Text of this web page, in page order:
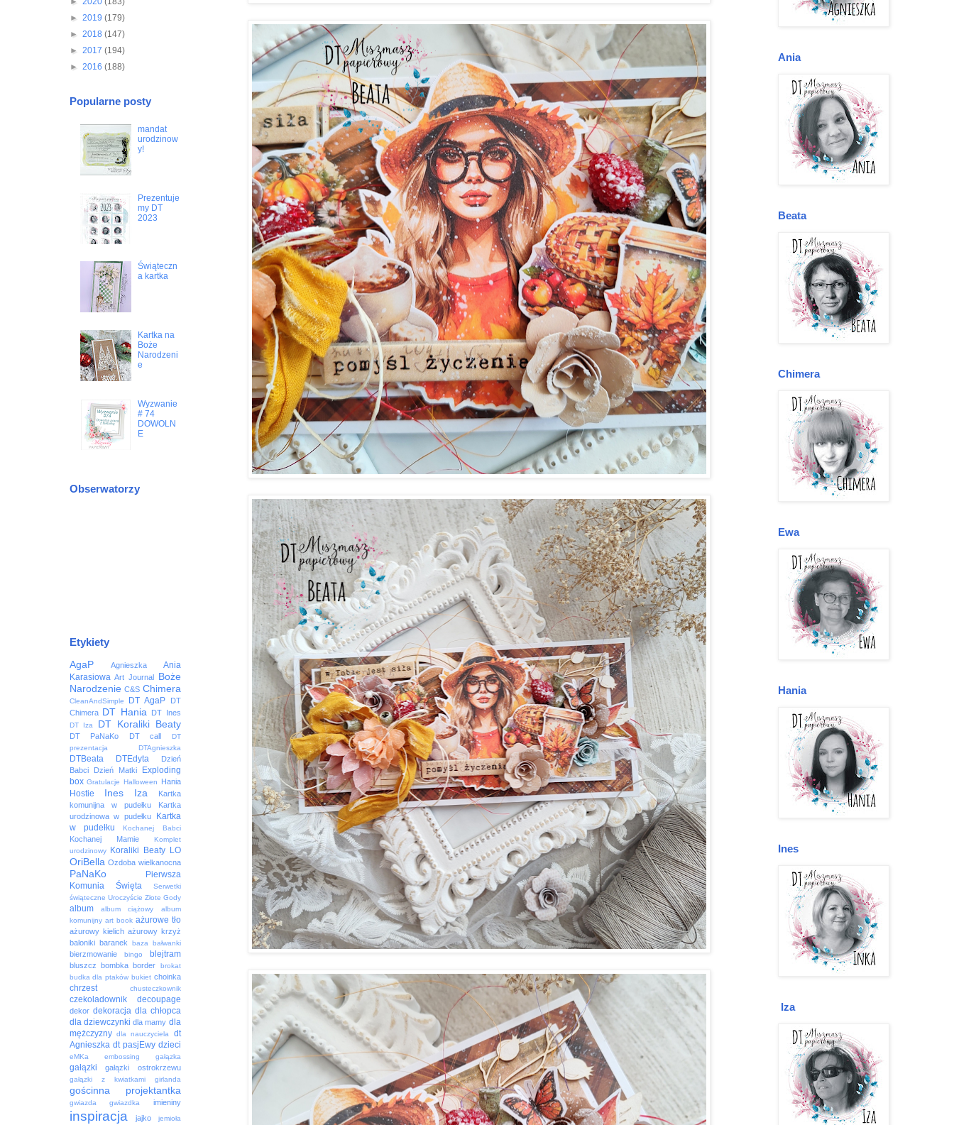
► 2019 (179)
► 2018 (147)
► 2017 (194)
► 2016 (188)
Popularne posty
mandat
urodzinow
y!
Prezentuje
my DT
2023
Świąteczn
a kartka
Kartka na
Boże
Narodzeni
e
Wyzwanie
# 74
DOWOLN
E
Obserwatorzy
Etykiety
AgaP Agnieszka
Ania
Karasiowa Art Journal
Boże
Narodzenie C&S Chimera
CleanAndSimple DT AgaP
DT
Chimera DT Hania DT Ines
DT Iza DT Koraliki Beaty
DT PaNaKo DT call
DT
prezentacja
DTAgnieszka
DTBeata DTEdyta
Dzień
Babci
Dzień Matki
Exploding
box Gratulacje Halloween Hania
Hostie Ines Iza
Kartka
komunijna w pudełku
Kartka
urodzinowa w pudełku
Kartka
w pudełku
Kochanej Babci
Kochanej Mamie
Komplet
urodzinowy
Koraliki Beaty LO
OriBella Ozdoba wielkanocna
PaNaKo
Pierwsza
Komunia Święta
Serwetki
świąteczne Uroczyście Złote Gody
album album ciążowy
album
komunijny art book ażurowe tło
ażurowy kielich ażurowy krzyż
baloniki
baranek baza bałwanki
bierzmowanie bingo blejtram
bluszcz bombka border
brokat
budka dla ptaków bukiet choinka
chrzest chusteczkownik
czekoladownik decoupage
dekor dekoracja dla chłopca
dla dziewczynki dla mamy dla
mężczyzny dla nauczyciela
dt
Agnieszka dt pasjEwy dzieci
eMKa embossing gałązka
gałązki gałązki ostrokrzewu
gałązki z kwiatkami girlanda
gościnna projektantka
gwiazda gwiazdka imieniny
inspiracja jajko
jemioła
Ania
Beata
Chimera
Ewa
Hania
Ines
Iza